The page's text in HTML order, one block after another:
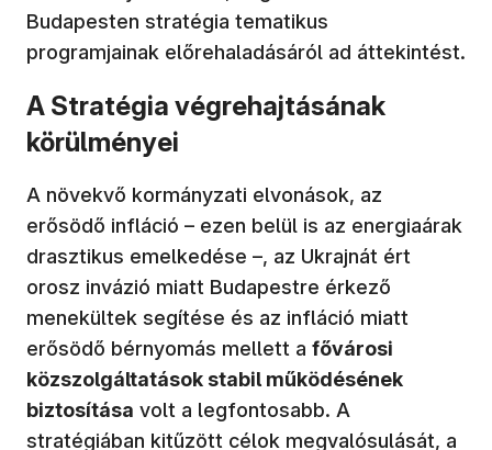
Budapesten stratégia tematikus
programjainak előrehaladásáról ad áttekintést.
A Stratégia végrehajtásának
körülményei
A növekvő kormányzati elvonások, az
erősödő infláció – ezen belül is az energiaárak
drasztikus emelkedése –, az Ukrajnát ért
orosz invázió miatt Budapestre érkező
menekültek segítése és az infláció miatt
erősödő bérnyomás mellett a fővárosi
közszolgáltatások stabil működésének
biztosítása volt a legfontosabb. A
stratégiában kitűzött célok megvalósulását, a